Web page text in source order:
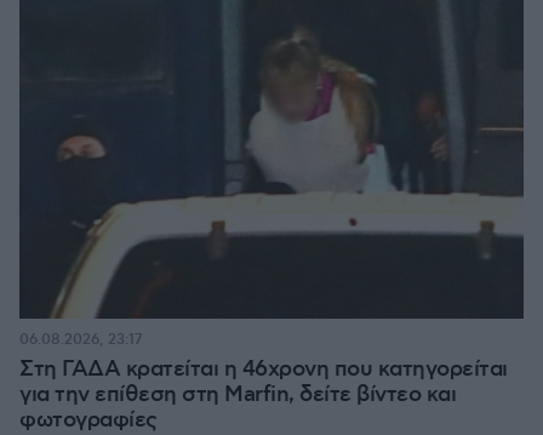
Στη ΓΑΔΑ κρατείται η 46χρονη που κατηγορείται
για την επίθεση στη Marfin, δείτε βίντεο και
φωτογραφίες
06.08.2026, 23:17